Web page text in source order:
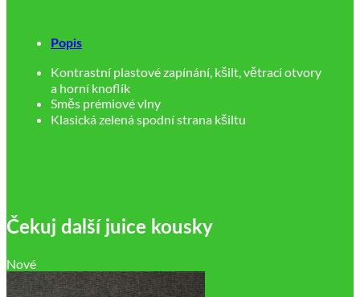
Popis
Kontrastní plastové zapínání, kšilt, větrací otvory
a horní knoflík
Směs prémiové vlny
Klasická zelená spodní strana kšiltu
Čekuj další juice kousky
Nové